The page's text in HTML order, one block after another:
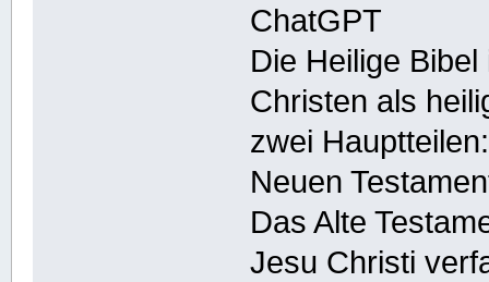
ChatGPT
Die Heilige
Christen als
zwei
Neuen
Das Alte
Jesu Christi